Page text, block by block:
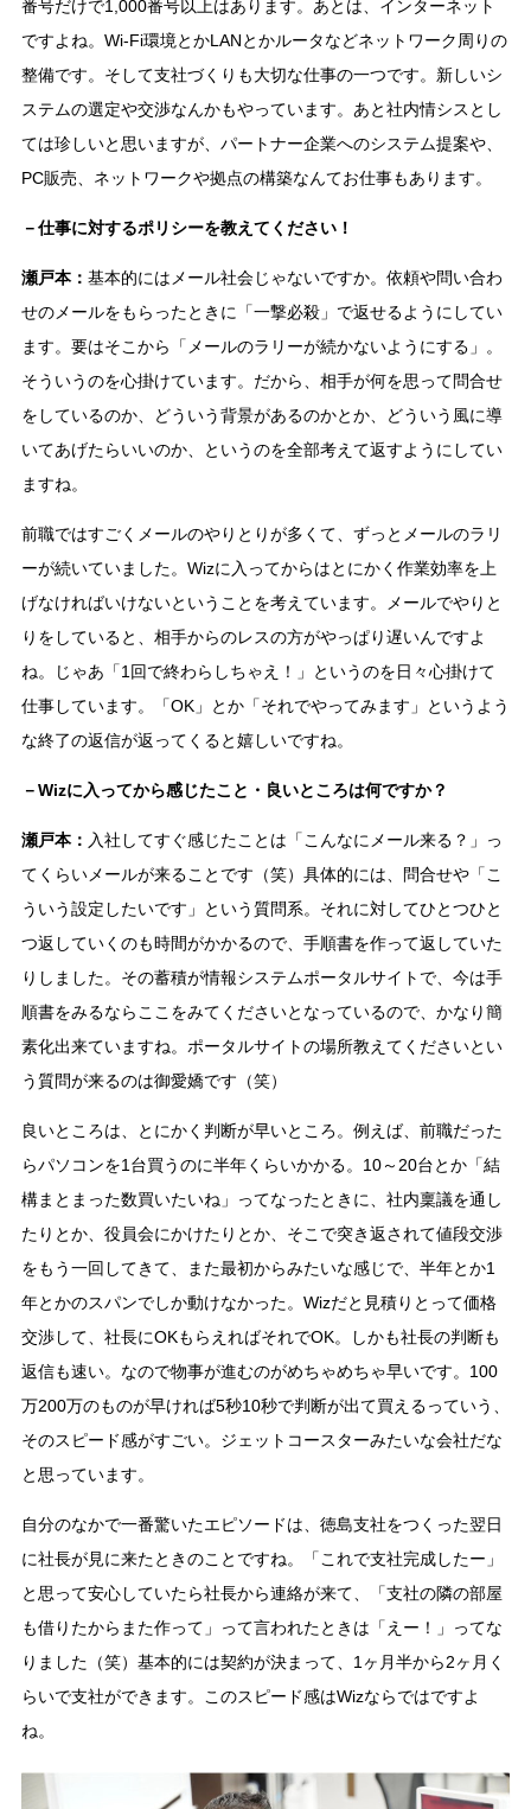
番号だけで1,000番号以上はあります。あとは、インターネット
ですよね。Wi-Fi環境とかLANとかルータなどネットワーク周りの
整備です。そして支社づくりも大切な仕事の一つです。新しいシ
ステムの選定や交渉なんかもやっています。あと社内情シスとし
ては珍しいと思いますが、パートナー企業へのシステム提案や、
PC販売、ネットワークや拠点の構築なんてお仕事もあります。
－仕事に対するポリシーを教えてください！
瀬戸本： 基本的にはメール社会じゃないですか。依頼や問い合わ
せのメールをもらったときに「一撃必殺」で返せるようにしてい
ます。要はそこから「メールのラリーが続かないようにする」。
そういうのを心掛けています。だから、相手が何を思って問合せ
をしているのか、どういう背景があるのかとか、どういう風に導
いてあげたらいいのか、というのを全部考えて返すようにしてい
ますね。
前職ではすごくメールのやりとりが多くて、ずっとメールのラリ
ーが続いていました。Wizに入ってからはとにかく作業効率を上
げなければいけないということを考えています。メールでやりと
りをしていると、相手からのレスの方がやっぱり遅いんですよ
ね。じゃあ「1回で終わらしちゃえ！」というのを日々心掛けて
仕事しています。「OK」とか「それでやってみます」というよう
な終了の返信が返ってくると嬉しいですね。
－Wizに入ってから感じたこと・良いところは何ですか？
瀬戸本： 入社してすぐ感じたことは「こんなにメール来る？」っ
てくらいメールが来ることです（笑）具体的には、問合せや「こ
ういう設定したいです」という質問系。それに対してひとつひと
つ返していくのも時間がかかるので、手順書を作って返していた
りしました。その蓄積が情報システムポータルサイトで、今は手
順書をみるならここをみてくださいとなっているので、かなり簡
素化出来ていますね。ポータルサイトの場所教えてくださいとい
う質問が来るのは御愛嬌です（笑）
良いところは、とにかく判断が早いところ。例えば、前職だった
らパソコンを1台買うのに半年くらいかかる。10～20台とか「結
構まとまった数買いたいね」ってなったときに、社内稟議を通し
たりとか、役員会にかけたりとか、そこで突き返されて値段交渉
をもう一回してきて、また最初からみたいな感じで、半年とか1
年とかのスパンでしか動けなかった。Wizだと見積りとって価格
交渉して、社長にOKもらえればそれでOK。しかも社長の判断も
返信も速い。なので物事が進むのがめちゃめちゃ早いです。100
万200万のものが早ければ5秒10秒で判断が出て買えるっていう、
そのスピード感がすごい。ジェットコースターみたいな会社だな
と思っています。
自分のなかで一番驚いたエピソードは、徳島支社をつくった翌日
に社長が見に来たときのことですね。「これで支社完成したー」
と思って安心していたら社長から連絡が来て、「支社の隣の部屋
も借りたからまた作って」って言われたときは「えー！」ってな
りました（笑）基本的には契約が決まって、1ヶ月半から2ヶ月く
らいで支社ができます。このスピード感はWizならではですよ
ね。